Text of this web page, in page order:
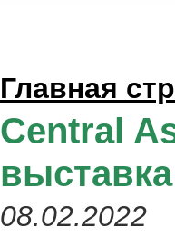
Главная
Central
выставка
08.02.2022